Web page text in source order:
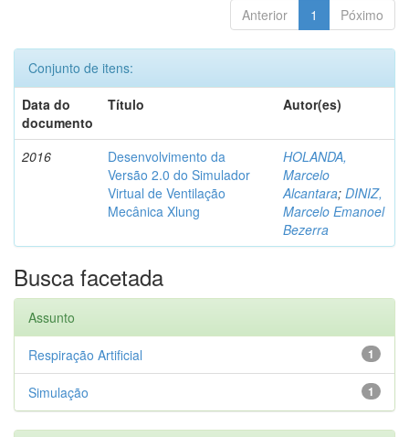
Anterior 1 Póximo
Conjunto de itens:
Data do
documento
Título Autor(es)
2016
Desenvolvimento da
Versão 2.0 do Simulador
Virtual de Ventilação
Mecânica Xlung
HOLANDA,
Marcelo
Alcantara; DINIZ,
Marcelo Emanoel
Bezerra
Busca facetada
Assunto
1
Respiração Artificial
1
Simulação